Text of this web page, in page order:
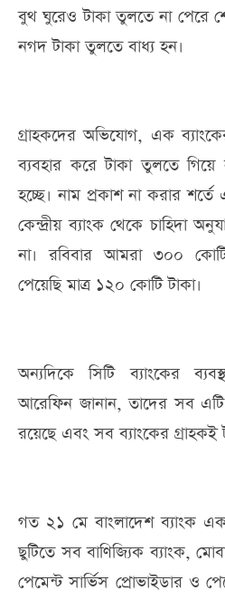
বুথ ঘুরেও টাকা তুলতে না পেরে
নগদ টাকা তুলতে বাধ্য হন।
গ্রাহকদের অভিযোগ, এক
ব্যবহার করে টাকা তুলতে
হচ্ছে। নাম প্রকাশ না করার
কেন্দ্রীয় ব্যাংক থেকে চাহিদা
না। রবিবার আমরা ৩০০ কোটি
পেয়েছি মাত্র ১২০ কোটি টাকা।
অন্যদিকে সিটি ব্যাংকের
আরেফিন জানান, তাদের সব
রয়েছে এবং সব ব্যাংকের গ্রাহকই
গত ২১ মে বাংলাদেশ ব্যাংক
ছুটিতে সব বাণিজ্যিক ব্যাংক,
পেমেন্ট সার্ভিস প্রোভাইডার ও